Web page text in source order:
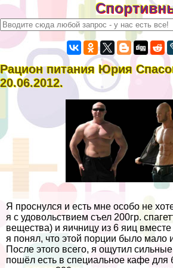
Рацион питания Юрия
20.06.2012.
Я проснулся и есть мне особо не
я с удовольствием съел 200гр.
вещества) и яичницу из 6 яиц
я понял, что этой порции было мало
После этого всего, я ощутил
пошёл есть в специальное кафе для